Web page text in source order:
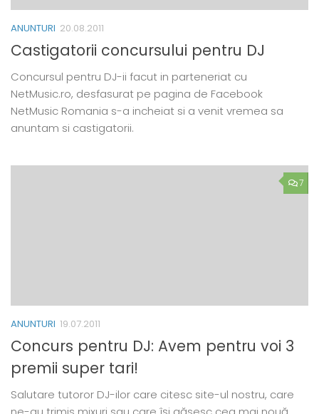
ANUNTURI 20.08.2011
Castigatorii concursului pentru DJ
Concursul pentru DJ-ii facut in parteneriat cu
NetMusic.ro, desfasurat pe pagina de Facebook
NetMusic Romania s-a incheiat si a venit vremea sa
anuntam si castigatorii.
7
ANUNTURI 19.07.2011
Concurs pentru DJ: Avem pentru voi 3
premii super tari!
Salutare tutoror DJ-ilor care citesc site-ul nostru, care